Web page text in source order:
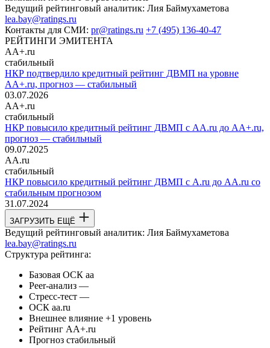
Ведущий рейтинговый аналитик: Лия Баймухаметова
lea.bay@ratings.ru
Контакты для СМИ: pr@ratings.ru +7 (495) 136-40-47
РЕЙТИНГИ ЭМИТЕНТА
AA+.ru
стабильный
НКР подтвердило кредитный рейтинг ДВМП на уровне
AA+.ru, прогноз — стабильный
03.07.2026
AA+.ru
стабильный
НКР повысило кредитный рейтинг ДВМП с AA.ru до AA+.ru,
прогноз — стабильный
09.07.2025
AA.ru
стабильный
НКР повысило кредитный рейтинг ДВМП с A.ru до AA.ru со
стабильным прогнозом
31.07.2024
ЗАГРУЗИТЬ ЕЩЁ
Ведущий рейтинговый аналитик: Лия Баймухаметова
lea.bay@ratings.ru
Структура рейтинга:
Базовая ОСК aa
Peer-анализ —
Стресс-тест —
ОСК aa.ru
Внешнее влияние +1 уровень
Рейтинг AA+.ru
Прогноз стабильный